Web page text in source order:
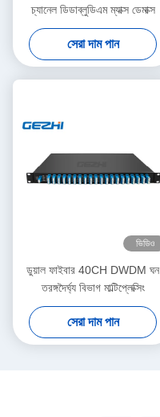
চ্যানেল ডিডাব্লুডিএম ম্যাক্স ডেমাক্স
সেরা দাম পান
ভিডিও
ডুয়াল ফাইবার 40CH DWDM ঘন
তরঙ্গদৈর্ঘ্য বিভাগ মাল্টিপ্লেক্সিং
সেরা দাম পান